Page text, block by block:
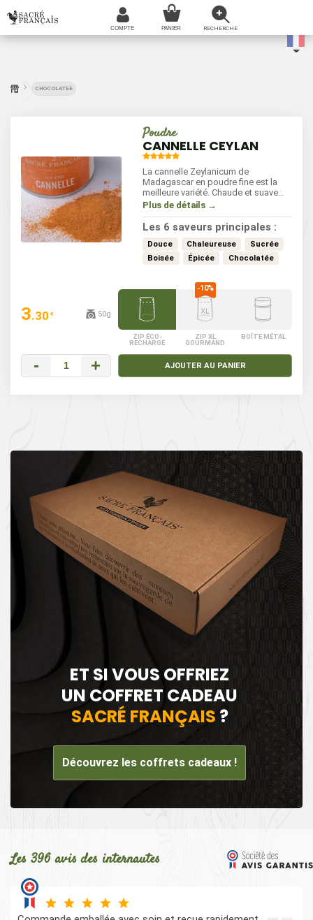
CHOCOLATEE
Poudre
CANNELLE CEYLAN
La cannelle Zeylanicum de
Madagascar en poudre fine est la
meilleure variété. Chaude et suave
elle révèle la perception sucrée des
boisées et épicées accompagnent
aussi bien les desserts, les plats
mijotés et les sauces. À utiliser en
début de cuisson.
Plus de détails →
Les 6 saveurs principales :
Douce Chaleureuse
Sucrée
Boisée
Épicée Chocolatée
3.30 € 50g
ZIP ÉCO-
RECHARGE
ZIP XL
GOURMAND
BOÎTE MÉTAL
- + AJOUTER AU PANIER
ET SI VOUS OFFRIEZ
UN COFFRET CADEAU
SACRÉ FRANÇAIS ?
Découvrez les coffrets cadeaux !
Les 396 avis des internautes